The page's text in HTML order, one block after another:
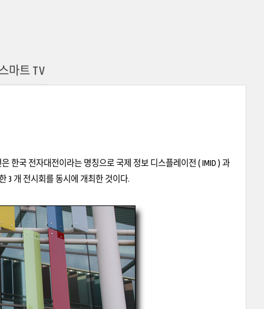
마트 TV
은 한국 전자대전이라는 명칭으로 국제 정보 디스플레이전 ( IMID ) 과
3 개 전시회를 동시에 개최한 것이다.